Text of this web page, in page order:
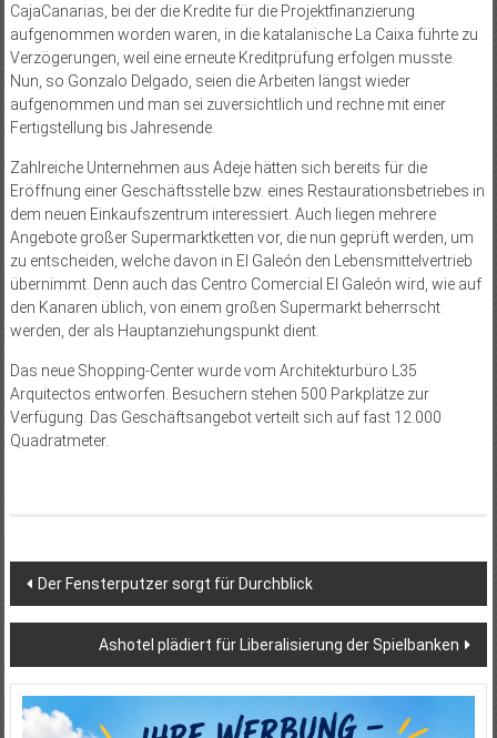
CajaCanarias, bei der die Kredite für die Projektfinanzierung
aufgenommen worden waren, in die katalanische La Caixa führte zu
Verzögerungen, weil eine erneute Kreditprüfung erfolgen musste.
Nun, so Gonzalo Delgado, seien die Arbeiten längst wieder
aufgenommen und man sei zuversichtlich und rechne mit einer
Fertigstellung bis Jahresende.
Zahlreiche Unternehmen aus Adeje hätten sich bereits für die
Eröffnung einer Geschäftsstelle bzw. eines Restaurationsbetriebes in
dem neuen Einkaufszentrum interessiert. Auch liegen mehrere
Angebote großer Supermarktketten vor, die nun geprüft werden, um
zu entscheiden, welche davon in El Galeón den Lebensmittelvertrieb
übernimmt. Denn auch das Centro Comercial El Galeón wird, wie auf
den Kanaren üblich, von einem großen Supermarkt beherrscht
werden, der als Hauptanziehungspunkt dient.
Das neue Shopping-Center wurde vom Architekturbüro L35
Arquitectos entworfen. Besuchern stehen 500 Parkplätze zur
Verfügung. Das Geschäftsangebot verteilt sich auf fast 12.000
Quadratmeter.
Beitragsnavigation
Der Fensterputzer sorgt für Durchblick
Ashotel plädiert für Liberalisierung der Spielbanken